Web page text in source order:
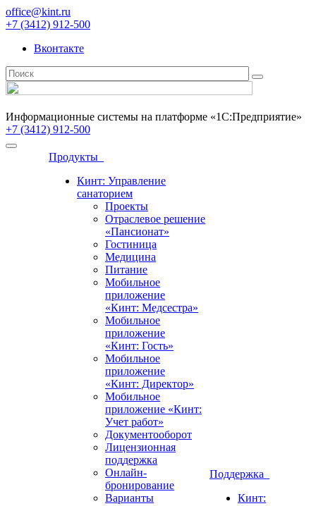
office@kint.ru
+7 (3412) 912-500
Вконтакте
Информационные системы на платформе «1С:Предприятие»
+7 (3412) 912-500
Продукты
Кинт: Управление
санаторием
Проекты
Отраслевое решение
«Пансионат»
Гостиница
Медицина
Питание
Мобильное
приложение
«Кинт: Медсестра»
Мобильное
приложение
«Кинт: Гость»
Мобильное
приложение
«Кинт: Директор»
Мобильное
приложение «Кинт:
Учет работ»
Документооборот
Лицензионная
поддержка
Онлайн-
бронирование
Варианты
Поддержка
Кинт: